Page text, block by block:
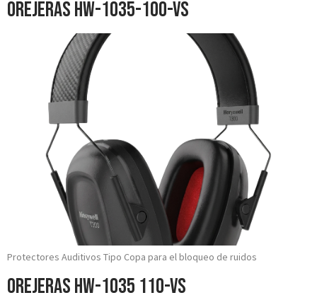
Orejeras HW-1035-100-VS
Protectores Auditivos Tipo Copa para el bloqueo de ruidos
Orejeras HW-1035 110-VS